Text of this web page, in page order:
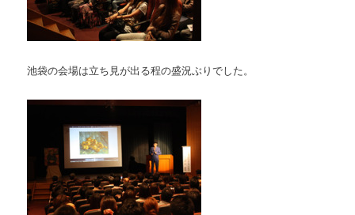
池袋の会場は立ち見が出る程の盛況ぶりでした。